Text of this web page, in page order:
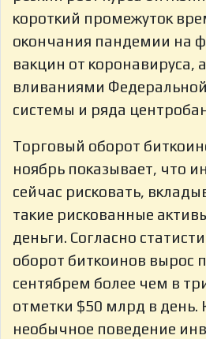
короткий промежуток
окончания пандемии на
вакцин от коронавируса,
вливаниями
системы и ряда
Торговый оборот
ноябрь показывает, что
сейчас рисковать,
такие рискованные
деньги. Согласно
оборот биткоинов вырос
сентябрем более чем в
отметки $50 млрд в
необычное поведение